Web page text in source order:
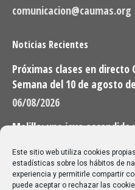
Este sitio web utiliza cookies
estadísticas sobre los hábitos de
experiencia y permitirle compartir
puede aceptar o rechazar las
comunicacion@caumas.org
Noticias Recientes
Próximas clases en directo
Semana del 10 de agosto
06/08/2026
Melilla: una joya
28/07/2026
Buscar